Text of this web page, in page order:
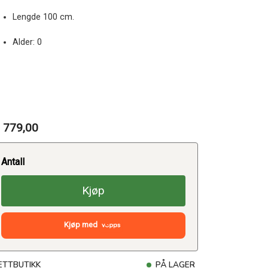
Lengde 100 cm.
Alder: 0
779,00
Antall
Kjøp
Kjøp med
PÅ LAGER